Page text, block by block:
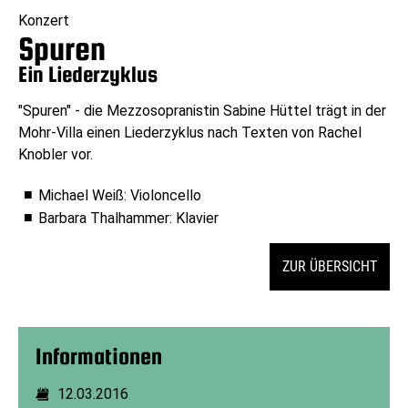
Konzert
Spuren
Ein Liederzyklus
"Spuren" - die Mezzosopranistin Sabine Hüttel trägt in der
Mohr-Villa einen Liederzyklus nach Texten von Rachel
Knobler vor.
Michael Weiß: Violoncello
Barbara Thalhammer: Klavier
ZUR ÜBERSICHT
Informationen
Dauer:
12.03.2016